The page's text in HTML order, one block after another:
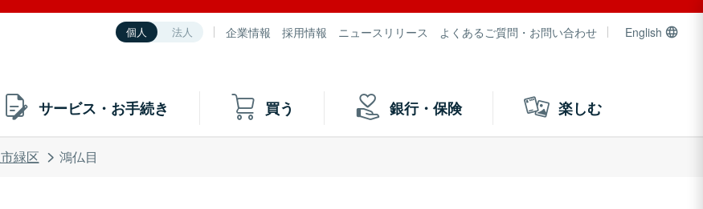
個人 法人 企業情報 採用情報 ニュースリリース よくあるご質問・お問い合わせ English
サービス・お手続き 買う 銀行・保険 楽しむ
緑区 鴻仏目